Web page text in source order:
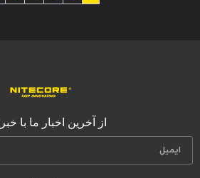
از آخرین اخبار ما با